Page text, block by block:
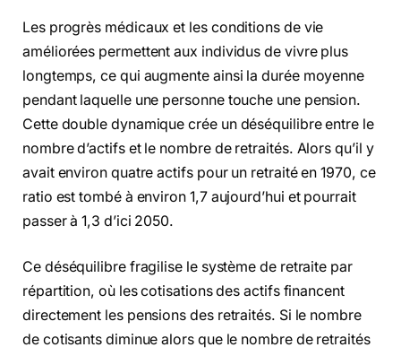
Les progrès médicaux et les conditions de vie
améliorées permettent aux individus de vivre plus
longtemps, ce qui augmente ainsi la durée moyenne
pendant laquelle une personne touche une pension.
Cette double dynamique crée un déséquilibre entre le
nombre d’actifs et le nombre de retraités. Alors qu’il y
avait environ quatre actifs pour un retraité en 1970, ce
ratio est tombé à environ 1,7 aujourd’hui et pourrait
passer à 1,3 d’ici 2050.
Ce déséquilibre fragilise le système de retraite par
répartition, où les cotisations des actifs financent
directement les pensions des retraités. Si le nombre
de cotisants diminue alors que le nombre de retraités